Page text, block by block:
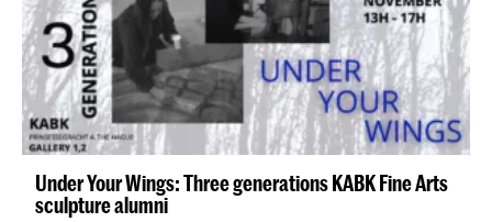
Under Your Wings: Three generations KABK Fine Arts
sculpture alumni